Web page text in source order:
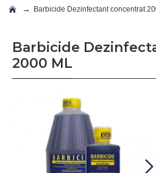
Barbicide Dezinfectant concentrat
Barbicide
2000 ML